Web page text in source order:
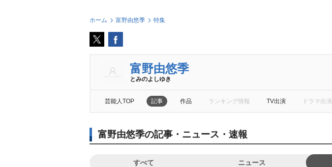
ホーム 富野由悠季 特集
富野由悠季
とみのよしゆき
芸能人TOP 記事 作品 ランキング情報 TV出演 ドラマ出演
富野由悠季の記事・ニュース・速報
すべて ニュース